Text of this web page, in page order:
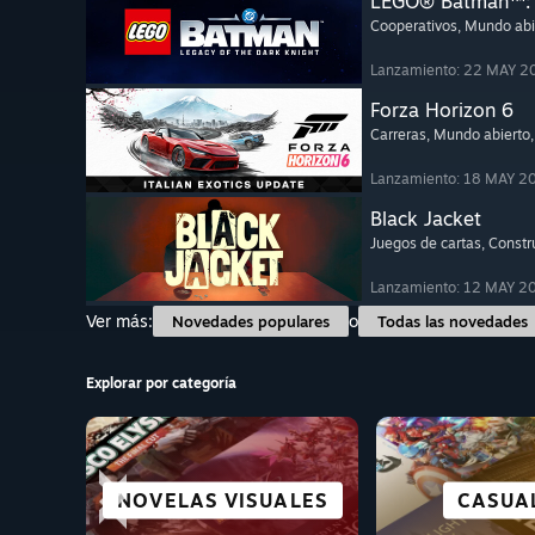
Cooperativos, Mundo
Lanzamiento: 22 MAY
Forza Horizon 6
Carreras, Mundo abierto
Lanzamiento: 18 MAY
Black Jacket
Juegos de cartas,
Lanzamiento: 12 MAY
Ver más:
Novedades populares o Todas las novedades
Explorar por categoría
NOVELAS VISUALES
SUPERVIVENCIA
ESTRATEGIA
ROGUELIKE